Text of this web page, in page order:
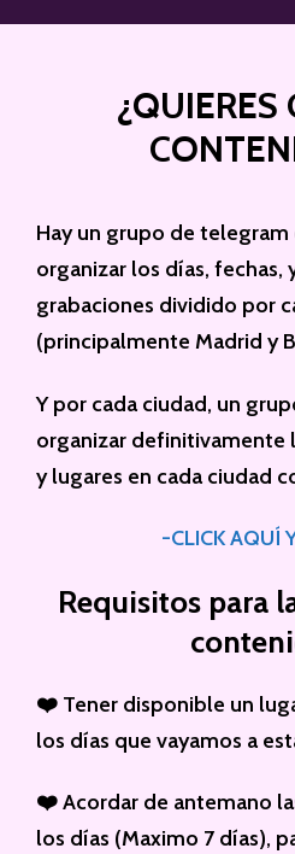
¿QUIERES
Hay un grupo de
organizar los días, fechas,
grabaciones dividido por
(principalmente Madrid y
Y por cada ciudad, un
organizar definitivamente
y lugares en cada ciudad
-CLICK AQUÍ
Requisitos para
❤️ Tener disponible un
los días que vayamos a
❤️ Acordar de antemano
los días (Maximo 7 días),